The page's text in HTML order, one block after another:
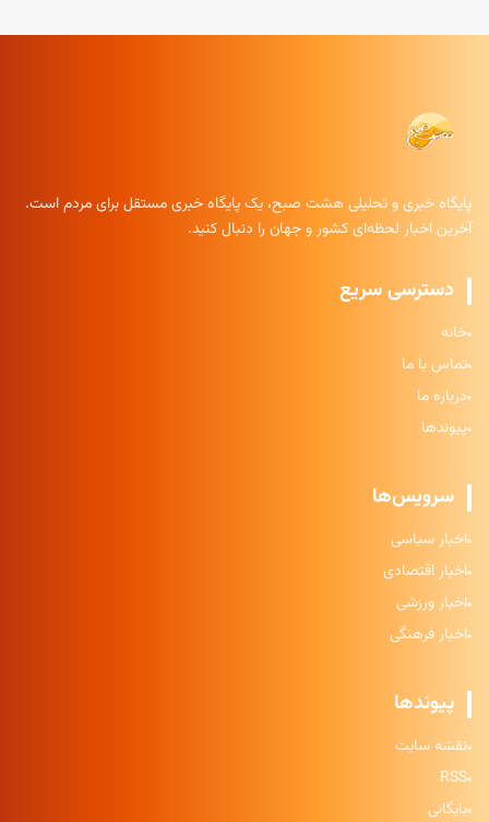
پایگاه خبری و تحلیلی هشت صبح، یک پایگاه خبری مستقل برای مردم است.
آخرین اخبار لحظه‌ای کشور و جهان را دنبال کنید.
دسترسی سریع
خانه
تماس با ما
درباره ما
پیوندها
سرویس‌ها
اخبار سیاسی
اخبار اقتصادی
اخبار ورزشی
اخبار فرهنگی
پیوندها
نقشه سایت
RSS
بایگانی